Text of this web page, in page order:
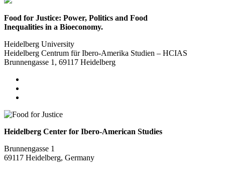
Food for Justice: Power, Politics and Food
Inequalities in a Bioeconomy.
Heidelberg University
Heidelberg Centrum für Ibero-Amerika Studien – HCIAS
Brunnengasse 1, 69117 Heidelberg
Heidelberg Center for Ibero-American Studies
Brunnengasse 1
69117 Heidelberg, Germany